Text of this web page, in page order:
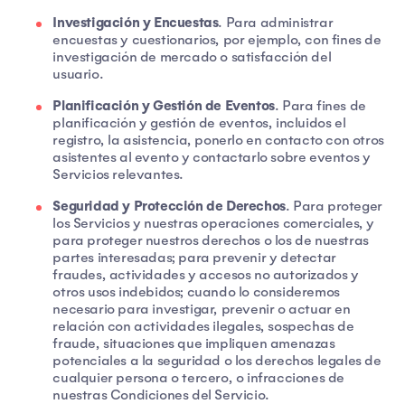
Investigación y Encuestas. Para administrar
encuestas y cuestionarios, por ejemplo, con fines de
investigación de mercado o satisfacción del
usuario.
Planificación y Gestión de Eventos. Para fines de
planificación y gestión de eventos, incluidos el
registro, la asistencia, ponerlo en contacto con otros
asistentes al evento y contactarlo sobre eventos y
Servicios relevantes.
Seguridad y Protección de Derechos. Para proteger
los Servicios y nuestras operaciones comerciales, y
para proteger nuestros derechos o los de nuestras
partes interesadas; para prevenir y detectar
fraudes, actividades y accesos no autorizados y
otros usos indebidos; cuando lo consideremos
necesario para investigar, prevenir o actuar en
relación con actividades ilegales, sospechas de
fraude, situaciones que impliquen amenazas
potenciales a la seguridad o los derechos legales de
cualquier persona o tercero, o infracciones de
nuestras Condiciones del Servicio.